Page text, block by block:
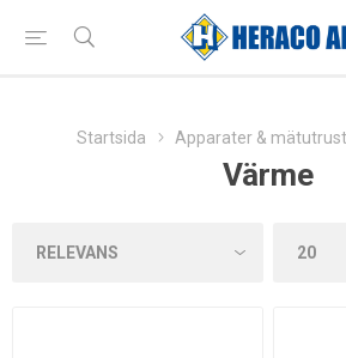
Startsida Apparater &
Värme